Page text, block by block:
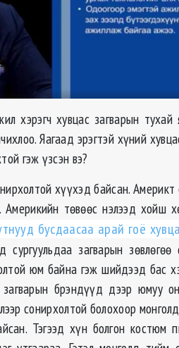
хэрэгч хувцас загварын тухай
Яагаад эрэгтэй хүний
гэж үзсэн вэ?
хүүхэд байсан.
Америкийн төвөөс нэлээд хойш
бусдаасаа арай гоё
загварын зөвлөгөө
юм байна гэж шийдээд бас
брэндүүд дээр юмуу
сонирхолтой болохоор
Тэгээд хүн болгон костюм